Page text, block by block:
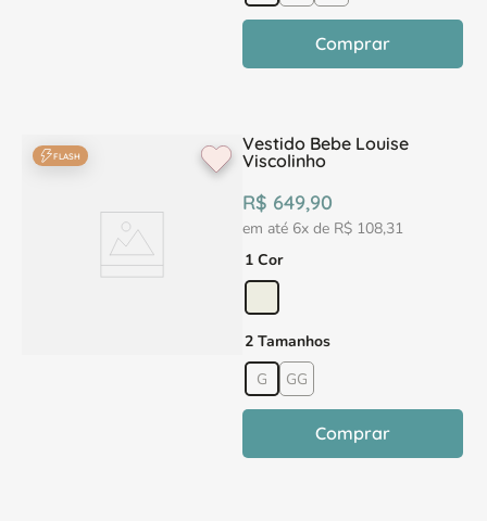
Comprar
FLASH
Vestido Bebe Louise
Viscolinho
R$ 649,90
em até 6x de R$ 108,31
1 Cor
2 Tamanhos
G
GG
Comprar